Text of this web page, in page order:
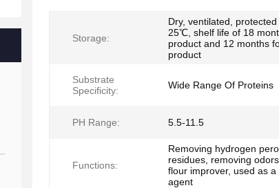
Storage:
Dry, ventilated,
25℃, shelf life of 18
product and 12 months
product
Substrate
Specificity:
Wide Range Of Proteins
PH Range: 5.5-11.5
Functions:
Removing hydrogen
residues, removing
flour improver, used as a
agent